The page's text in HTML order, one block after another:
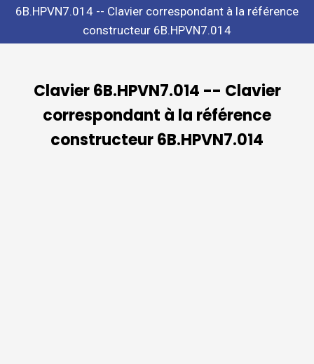
6B.HPVN7.014 -- Clavier correspondant à la référence
constructeur 6B.HPVN7.014
Clavier 6B.HPVN7.014 -- Clavier
correspondant à la référence
constructeur 6B.HPVN7.014